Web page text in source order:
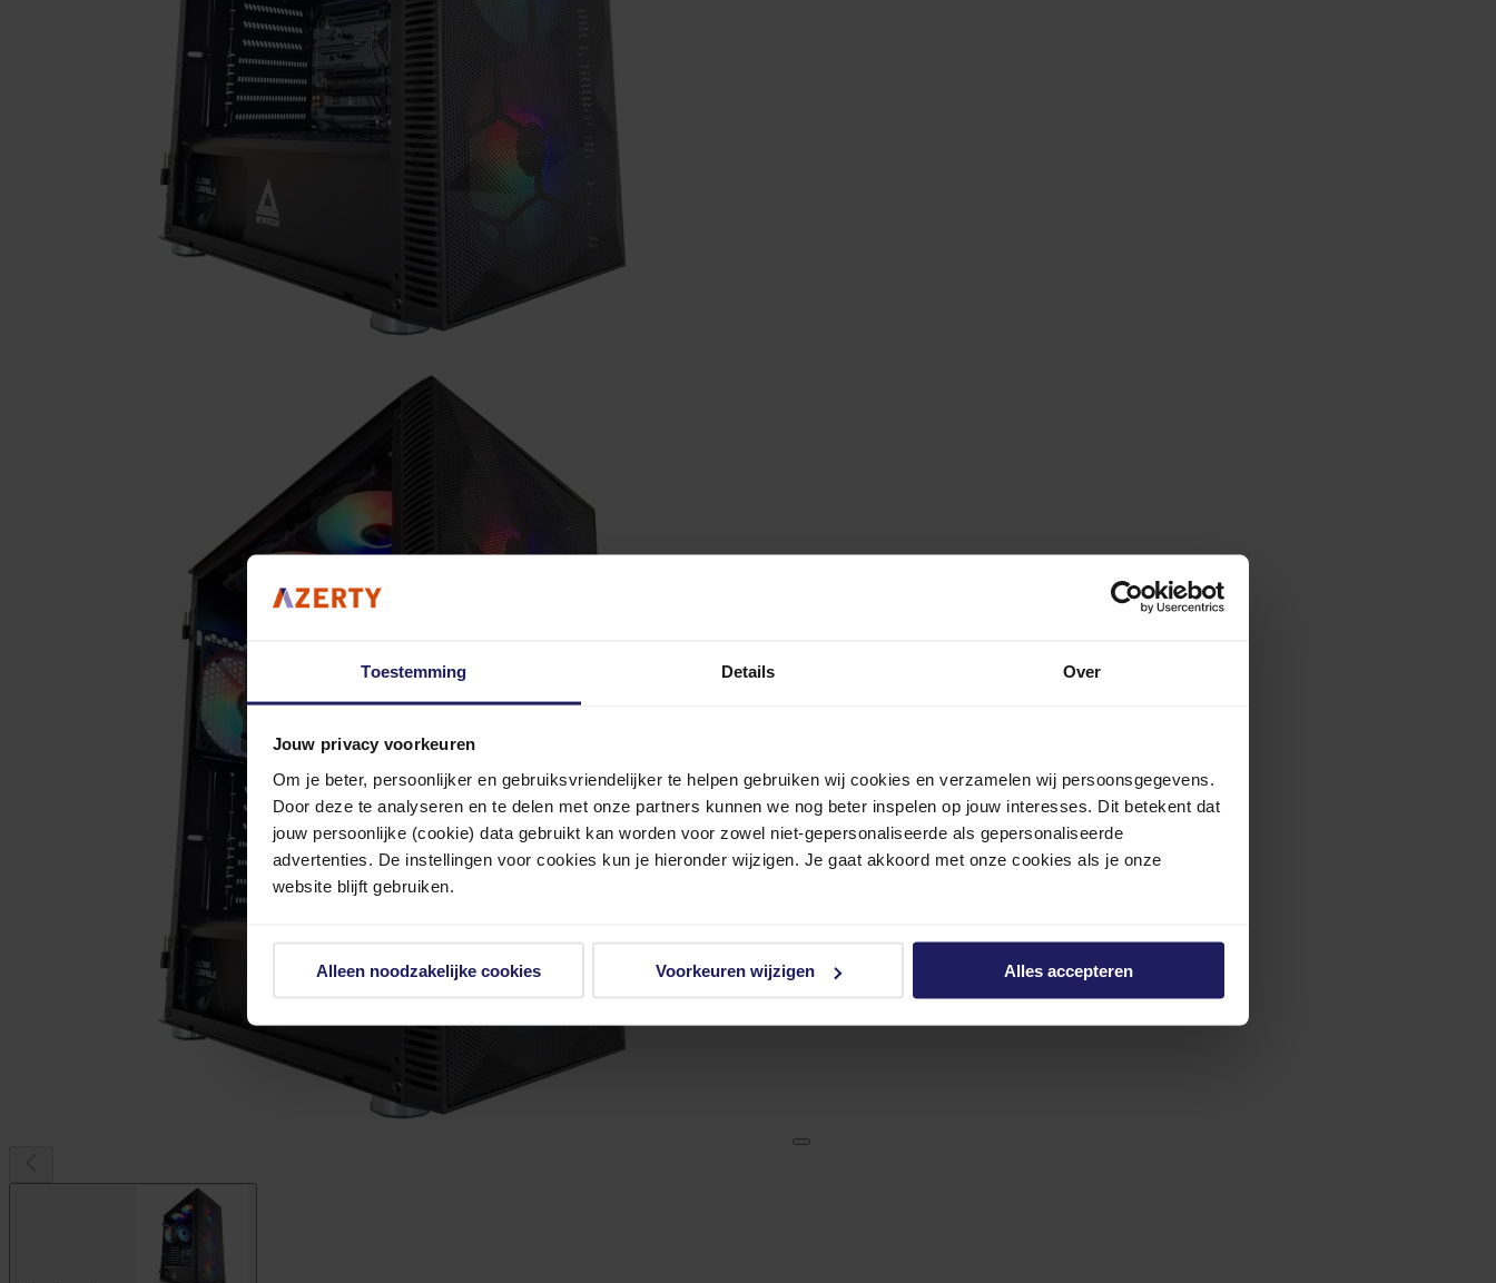
Toestemming Details Over
Jouw privacy voorkeuren
Om je beter, persoonlijker en gebruiksvriendelijker te helpen gebruiken wij cookies en verzamelen wij persoonsgegevens.
Door deze te analyseren en te delen met onze partners kunnen we nog beter inspelen op jouw interesses. Dit betekent dat
jouw persoonlijke (cookie) data gebruikt kan worden voor zowel niet-gepersonaliseerde als gepersonaliseerde
advertenties. De instellingen voor cookies kun je hieronder wijzigen. Je gaat akkoord met onze cookies als je onze
website blijft gebruiken.
Alleen noodzakelijke cookies Voorkeuren wijzigen Alles accepteren